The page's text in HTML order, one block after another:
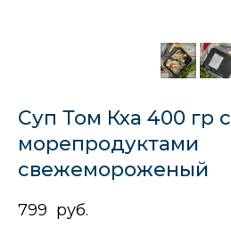
Суп Том Кха 400 гр с
морепродуктами
свежемороженый
799 руб.